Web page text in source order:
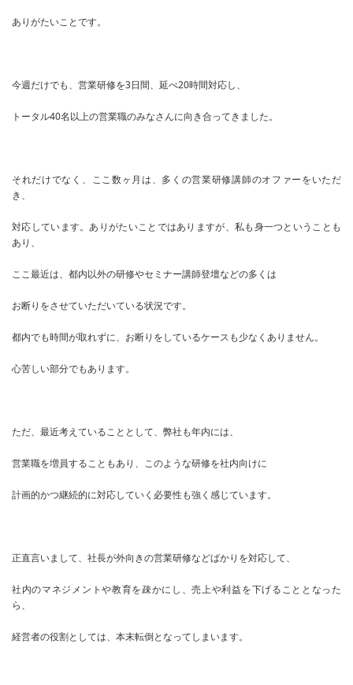
ありがたいことです。
今週だけでも、営業研修を3日間、延べ20時間対応し、
トータル40名以上の営業職のみなさんに向き合ってきました。
それだけでなく、ここ数ヶ月は、多くの営業研修講師のオファーをいただ
き、
対応しています。ありがたいことではありますが、私も身一つということも
あり、
ここ最近は、都内以外の研修やセミナー講師登壇などの多くは
お断りをさせていただいている状況です。
都内でも時間が取れずに、お断りをしているケースも少なくありません。
心苦しい部分でもあります。
ただ、最近考えていることとして、弊社も年内には、
営業職を増員することもあり、このような研修を社内向けに
計画的かつ継続的に対応していく必要性も強く感じています。
正直言いまして、社長が外向きの営業研修などばかりを対応して、
社内のマネジメントや教育を疎かにし、売上や利益を下げることとなった
ら、
経営者の役割としては、本末転倒となってしまいます。